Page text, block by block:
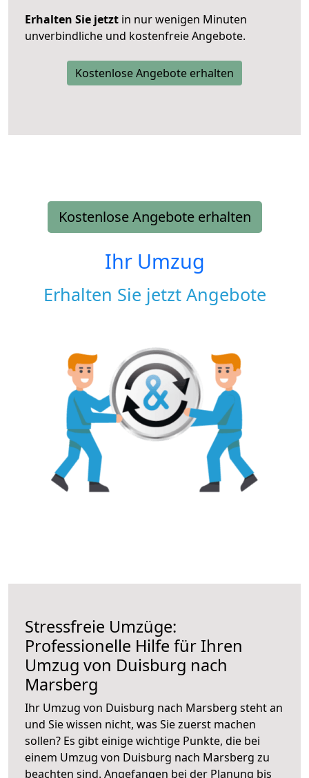
Erhalten Sie jetzt in nur wenigen Minuten
unverbindliche und kostenfreie Angebote.
Kostenlose Angebote erhalten
Kostenlose Angebote erhalten
Ihr Umzug
Erhalten Sie jetzt Angebote
Stressfreie Umzüge:
Professionelle Hilfe für Ihren
Umzug von Duisburg nach
Marsberg
Ihr Umzug von Duisburg nach Marsberg steht an
und Sie wissen nicht, was Sie zuerst machen
sollen? Es gibt einige wichtige Punkte, die bei
einem Umzug von Duisburg nach Marsberg zu
beachten sind. Angefangen bei der Planung bis